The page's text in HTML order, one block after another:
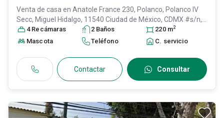
Venta de casa en Anatole France 230, Polanco, Polanco IV
Secc, Miguel Hidalgo, 11540 Ciudad de México, CDMX #s/n,
Col. Polanco III Sección,Miguel Hidalgo , DF / CDMX, México
C.P. 11540, ID: 30844324
4 Recámaras 2 Baños 220 m2
Mascota Teléfono C. servicio
Contactar Consultar